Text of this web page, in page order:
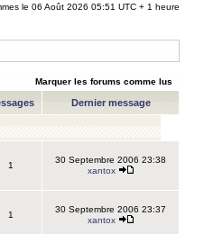
le 06 Août 2026 05:51 UTC + 1 heure
Marquer les forums comme lus
Dernier message
1
30 Septembre 2006 23:38
xantox
1
30 Septembre 2006 23:37
xantox